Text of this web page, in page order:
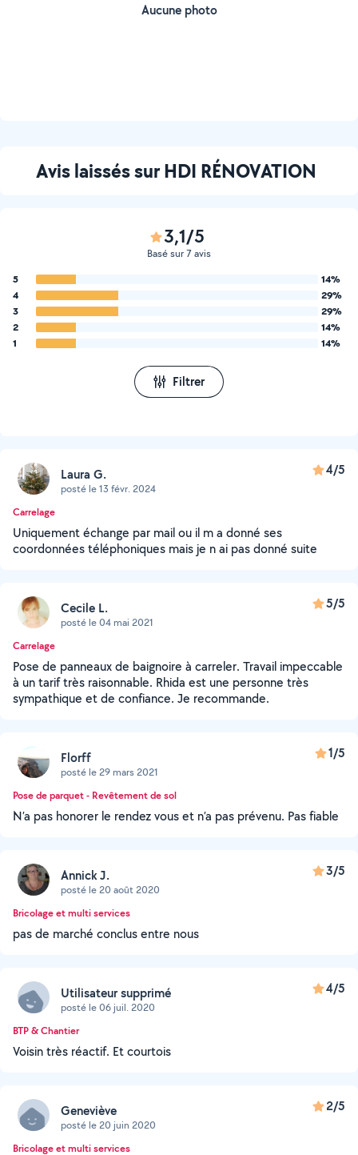
Aucune photo
Avis laissés sur HDI RÉNOVATION
3,1/5
Basé sur 7 avis
5
14%
4
29%
3
29%
2
14%
1
14%
Filtrer
Laura G.
posté le 13 févr. 2024
4/5
Carrelage
Uniquement échange par mail ou il m a donné ses
coordonnées téléphoniques mais je n ai pas donné suite
Cecile L.
posté le 04 mai 2021
5/5
Carrelage
Pose de panneaux de baignoire à carreler. Travail impeccable
à un tarif très raisonnable. Rhida est une personne très
sympathique et de confiance. Je recommande.
Florff
posté le 29 mars 2021
1/5
Pose de parquet - Revêtement de sol
N’a pas honorer le rendez vous et n’a pas prévenu. Pas fiable
Annick J.
posté le 20 août 2020
3/5
Bricolage et multi services
pas de marché conclus entre nous
Utilisateur supprimé
posté le 06 juil. 2020
4/5
BTP & Chantier
Voisin très réactif. Et courtois
Geneviève
posté le 20 juin 2020
2/5
Bricolage et multi services